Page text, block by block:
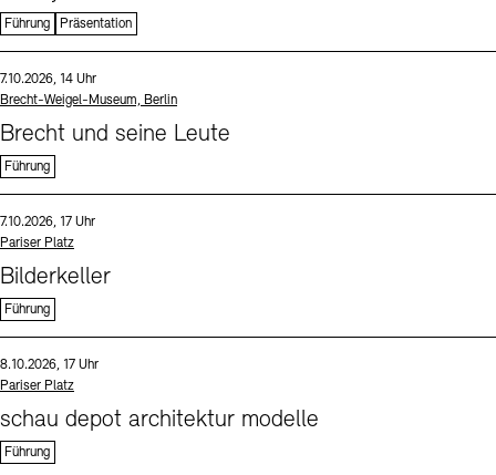
Führung Präsentation
Datum und Uhrzeit:
7.10.2026, 14 Uhr
Standort
Brecht-Weigel-Museum, Berlin
Brecht und seine Leute
Führung
Datum und Uhrzeit:
7.10.2026, 17 Uhr
Standort
Pariser Platz
Bilderkeller
Führung
Datum und Uhrzeit:
8.10.2026, 17 Uhr
Standort
Pariser Platz
schau depot architektur modelle
Führung